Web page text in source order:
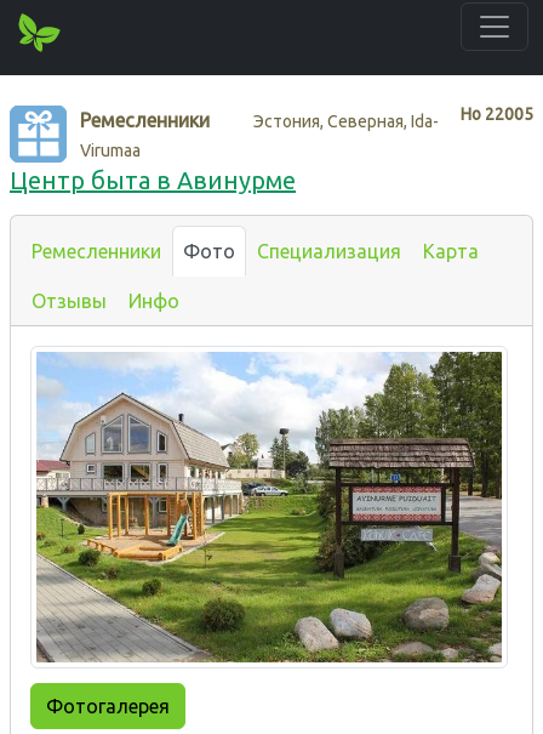
Нo 22005
Ремесленники
Эстония, Северная, Ida-
Virumaa
Центр быта в Авинурме
Ремесленники Фото Специализация Карта
Отзывы Инфо
Фотогалерея